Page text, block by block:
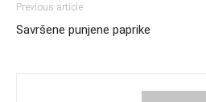
Previous article
Savršene punjene paprike